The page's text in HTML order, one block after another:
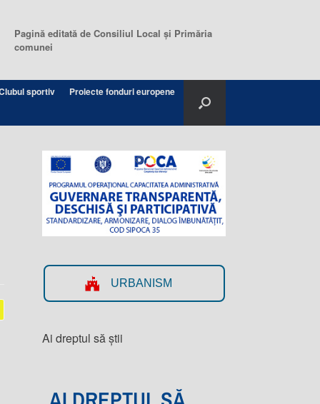
Pagină editată de Consiliul Local şi Primăria
comunei
sportiv
Proiecte fonduri europene
URBANISM
Ai dreptul să știi